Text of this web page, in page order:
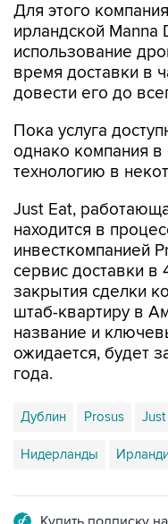
Для этого
ирландской Manna
использование
время доставки в
довести его до
Пока услуга
однако компания
технологию в
Just Eat,
находится в
инвесткомпанией
сервис доставки в
закрытия сделки
штаб-квартиру в
название и
ожидается, будет
года.
Дублин Prosus
Нидерланды